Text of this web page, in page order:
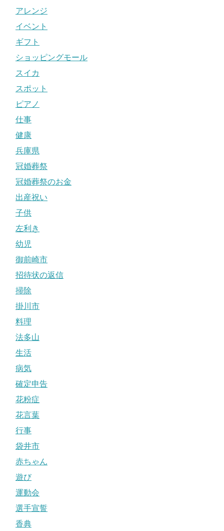
アレンジ
イベント
ギフト
ショッピングモール
スイカ
スポット
ピアノ
仕事
健康
兵庫県
冠婚葬祭
冠婚葬祭のお金
出産祝い
子供
左利き
幼児
御前崎市
招待状の返信
掃除
掛川市
料理
法多山
生活
病気
確定申告
花粉症
花言葉
行事
袋井市
赤ちゃん
遊び
運動会
選手宣誓
香典